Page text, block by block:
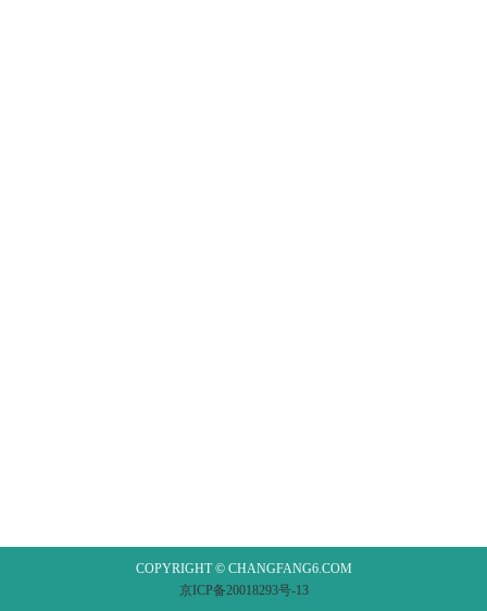
COPYRIGHT © CHANGFANG6.COM
京ICP备20018293号-13